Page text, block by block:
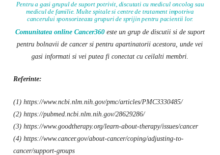
Pentru a gasi grupul de suport potrivit, discutati cu medicul oncolog sau
medicul de familie. Multe spitale si centre de tratament impotriva
cancerului sponsorizeaza grupuri de sprijin pentru pacientii lor.
Comunitatea online Cancer360este un grup de discutii si de suport
pentru bolnavii de cancer si pentru apartinatorii acestora, unde vei
gasi informati si vei putea fi conectat cu ceilalti membri.
Referinte:
(1) https://www.ncbi.nlm.nih.gov/pmc/articles/PMC3330485/
(2) https://pubmed.ncbi.nlm.nih.gov/28629286/
(3) https://www.goodtherapy.org/learn-about-therapy/issues/cancer
(4) https://www.cancer.gov/about-cancer/coping/adjusting-to-
cancer/support-groups